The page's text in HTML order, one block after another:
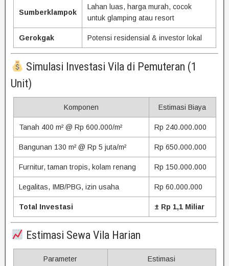
Sumberklampok
Lahan luas, harga murah, cocok
untuk glamping atau resort
Gerokgak Potensi residensial & investor lokal
Simulasi Investasi Vila di Pemuteran (1
Unit)
Komponen Estimasi Biaya
Tanah 400 m² @ Rp 600.000/m² Rp 240.000.000
Bangunan 130 m² @ Rp 5 juta/m² Rp 650.000.000
Furnitur, taman tropis, kolam renang Rp 150.000.000
Legalitas, IMB/PBG, izin usaha Rp 60.000.000
Total Investasi ± Rp 1,1 Miliar
Estimasi Sewa Vila Harian
Parameter Estimasi